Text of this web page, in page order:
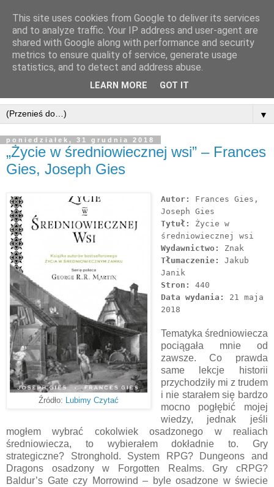
▼
poniedziałek, 31 grudnia 2018
„Życie w średniowiecznej wsi” – Frances
Gies, Joseph Gies
Źródło: Lubimy Czytać
Autor:
Frances Gies,
Joseph Gies
Tytuł:
Życie w
średniowiecznej wsi
Wydawnictwo:
Znak
Tłumaczenie:
Jakub
Janik
Stron:
440
Data wydania:
21 maja
2018
Tematyka średniowiecza
pociągała mnie od
zawsze. Co prawda
same lekcje historii
przychodziły mi z trudem
i nie starałem się bardzo
mocno pogłębić mojej
wiedzy, jednak jeśli
mogłem wybrać cokolwiek osadzonego w realiach
średniowiecza, to wybierałem dokładnie to. Gry
strategiczne? Stronghold. System RPG? Dungeons and
Dragons osadzony w Forgotten Realms. Gry cRPG?
Baldur’s Gate czy Morrowind – byle osadzone w świecie
This site uses cookies from Google to deliver its services
and to analyze traffic. Your IP address and user-agent are
shared with Google along with performance and security
metrics to ensure quality of service, generate usage
statistics, and to detect and address abuse.
LEARN MORE GOT IT